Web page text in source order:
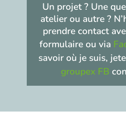
Un projet ? Une
atelier ou autre ?
prendre contact
formulaire ou via
savoir où je suis,
groupex FB